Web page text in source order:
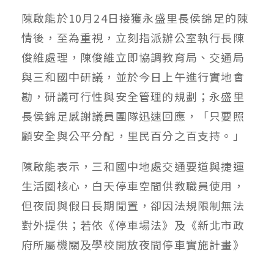
陳啟能於10月24日接獲永盛里長侯錦足的陳
情後，至為重視，立刻指派辦公室執行長陳
俊維處理，陳俊維立即協調教育局、交通局
與三和國中研議，並於今日上午進行實地會
勘，研議可行性與安全管理的規劃；永盛里
長侯錦足感謝議員團隊迅速回應，「只要照
顧安全與公平分配，里民百分之百支持。」
陳啟能表示，三和國中地處交通要道與捷運
生活圈核心，白天停車空間供教職員使用，
但夜間與假日長期閒置，卻因法規限制無法
對外提供；若依《停車場法》及《新北市政
府所屬機關及學校開放夜間停車實施計畫》